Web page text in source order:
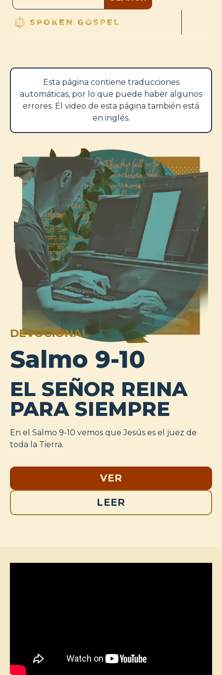
Esta página contiene traducciones
automáticas, por lo que puede haber algunos
errores. El video de esta página también está
en inglés.
DEVOCIONAL
Salmo 9-10
EL SEÑOR REINA
PARA SIEMPRE
En el Salmo 9-10 vemos que Jesús es el juez de
toda la Tierra.
VER
LEER